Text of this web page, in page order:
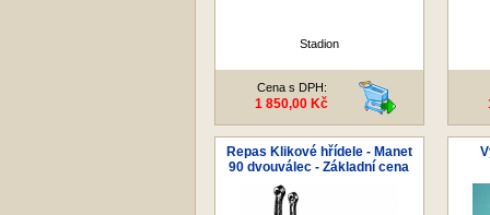
Stadion
Cena s DPH:
1 850,00 Kč
Repas Klikové hřídele - Manet
90 dvouválec - Základní cena